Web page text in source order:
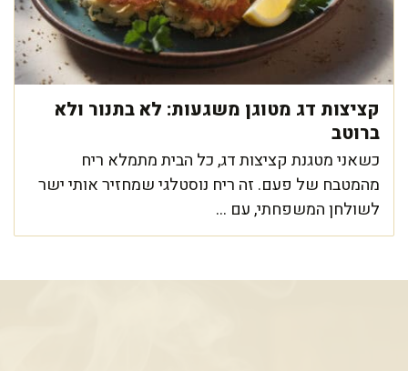
קציצות דג מטוגן משגעות: לא בתנור ולא
ברוטב
כשאני מטגנת קציצות דג, כל הבית מתמלא ריח
מהמטבח של פעם. זה ריח נוסטלגי שמחזיר אותי ישר
לשולחן המשפחתי, עם ...